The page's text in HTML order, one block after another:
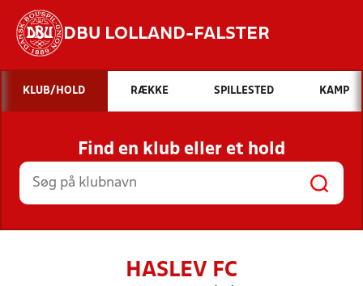
DBU LOLLAND-FALSTER
Hvad vil du søge efter?
INDHOLD OG NYHEDER
STILLINGER, RESULTATER, KLUBBER OG
HOLD
KLUB/HOLD RÆKKE SPILLESTED KAMP
Find en klub eller et hold
HASLEV FC